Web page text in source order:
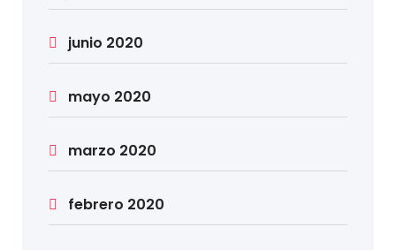
junio 2020
mayo 2020
marzo 2020
febrero 2020